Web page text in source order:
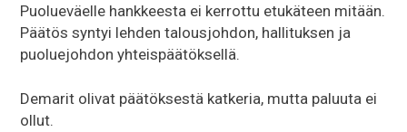
Puolueväelle hankkeesta ei kerrottu etukäteen mitään.
Päätös syntyi lehden talousjohdon, hallituksen ja
puoluejohdon yhteispäätöksellä.
Demarit olivat päätöksestä katkeria, mutta paluuta ei
ollut.